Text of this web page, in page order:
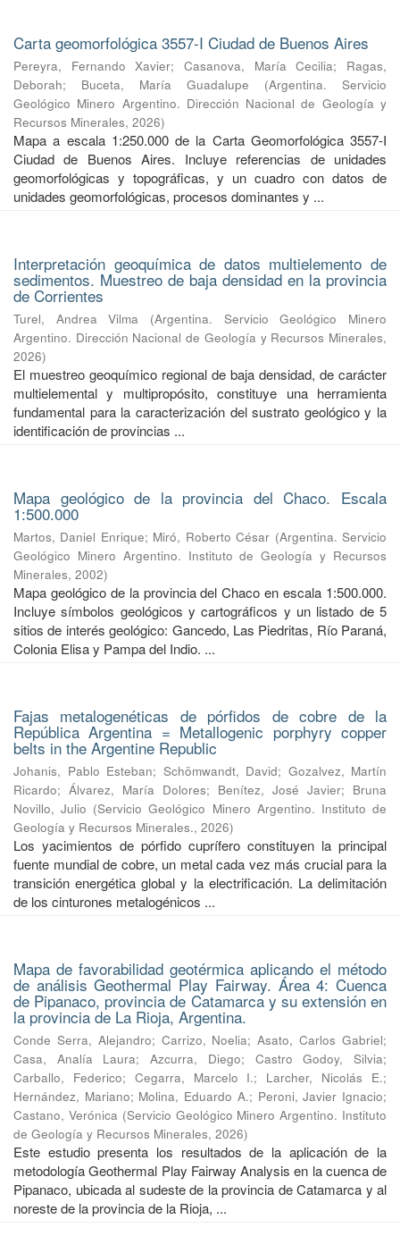
Carta geomorfológica 3557-I Ciudad de Buenos Aires
Pereyra, Fernando Xavier;Casanova, María Cecilia; Ragas,
Deborah; Buceta, María Guadalupe (Argentina. Servicio
Geológico Minero Argentino. Dirección Nacional de Geología y
Recursos Minerales, 2026)
Mapa a escala 1:250.000 de la Carta Geomorfológica 3557-I
Ciudad de Buenos Aires. Incluye referencias de unidades
geomorfológicas y topográficas, y un cuadro con datos de
unidades geomorfológicas, procesos dominantes y ...
Interpretación geoquímica de datos multielemento de
sedimentos. Muestreo de baja densidad en la provincia
de Corrientes
Turel, Andrea Vilma (Argentina. Servicio Geológico Minero
Argentino. Dirección Nacional de Geología y Recursos Minerales,
2026)
El muestreo geoquímico regional de baja densidad, de carácter
multielemental y multipropósito, constituye una herramienta
fundamental para la caracterización del sustrato geológico y la
identificación de provincias ...
Mapa geológico de la provincia del Chaco. Escala
1:500.000
Martos, Daniel Enrique; Miró, Roberto César (Argentina. Servicio
Geológico Minero Argentino. Instituto de Geología y Recursos
Minerales, 2002)
Mapa geológico de la provincia del Chaco en escala 1:500.000.
Incluye símbolos geológicos y cartográficos y un listado de 5
sitios de interés geológico: Gancedo, Las Piedritas, Río Paraná,
Colonia Elisa y Pampa del Indio. ...
Fajas metalogenéticas de pórfidos de cobre de la
República Argentina = Metallogenic porphyry copper
belts in the Argentine Republic
Johanis, Pablo Esteban; Schömwandt, David; Gozalvez, Martín
Ricardo; Álvarez, María Dolores; Benítez, José Javier; Bruna
Novillo, Julio (Servicio Geológico Minero Argentino. Instituto de
Geología y Recursos Minerales., 2026)
Los yacimientos de pórfido cuprífero constituyen la principal
fuente mundial de cobre, un metal cada vez más crucial para la
transición energética global y la electrificación. La delimitación
de los cinturones metalogénicos ...
Mapa de favorabilidad geotérmica aplicando el método
de análisis Geothermal Play Fairway. Área 4: Cuenca
de Pipanaco, provincia de Catamarca y su extensión en
la provincia de La Rioja, Argentina.
Conde Serra, Alejandro; Carrizo, Noelia;Asato, Carlos Gabriel;
Casa, Analía Laura;Azcurra, Diego; Castro Godoy, Silvia;
Carballo, Federico; Cegarra, Marcelo I.; Larcher, Nicolás E.;
Hernández, Mariano; Molina, Eduardo A.; Peroni, Javier Ignacio;
Castano, Verónica (Servicio Geológico Minero Argentino. Instituto
de Geología y Recursos Minerales, 2026)
Este estudio presenta los resultados de la aplicación de la
metodología Geothermal Play Fairway Analysis en la cuenca de
Pipanaco, ubicada al sudeste de la provincia de Catamarca y al
noreste de la provincia de la Rioja, ...